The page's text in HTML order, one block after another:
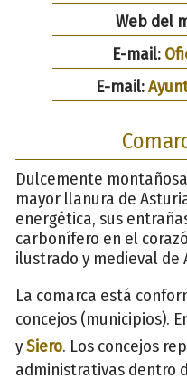
Web del
E-mail:
E-mail:
Dulcemente
mayor llanura de
energética, sus
carbonífero en el
ilustrado y medieval de
La comarca está
concejos (municipios).
ySiero. Los concejos
administrativas dentro